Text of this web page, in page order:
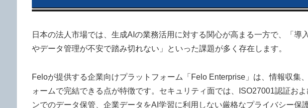
日本の法人市場では、生成AIの業務活用に対する関心が高まる一方で、「導
やデータ管理が不安で踏み切れない」といった課題が多く存在します。
Feloが提供する企業向けプラットフォーム「Felo Enterprise」は、情報収集
ォームで完結できる点が特徴です。セキュリティ面では、ISO27001認証お
ンでのデータ保管、企業データをAI学習に利用しない厳格なプライバシー保